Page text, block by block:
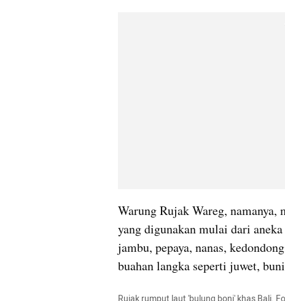
Warung Rujak Wareg, namanya,
yang digunakan mulai dari
jambu, pepaya, nanas,
buahan langka seperti juwet,